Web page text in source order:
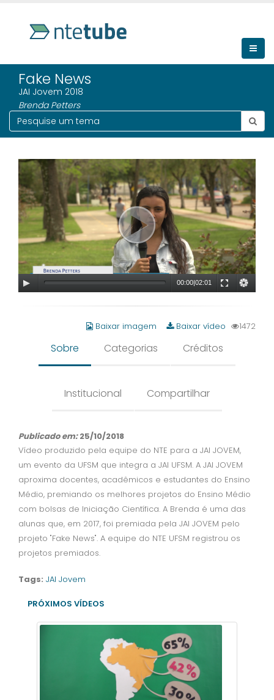
Fake News
JAI Jovem 2018
Brenda Petters
00:00|02:01
Baixar imagem Baixar vídeo 1472
Sobre Categorias Créditos
Institucional Compartilhar
Publicado em:25/10/2018
Vídeo produzido pela equipe do NTE para a JAI JOVEM,
um evento da UFSM que integra a JAI UFSM. A JAI JOVEM
aproxima docentes, acadêmicos e estudantes do Ensino
Médio, premiando os melhores projetos do Ensino Médio
com bolsas de Iniciação Científica. A Brenda é uma das
alunas que, em 2017, foi premiada pela JAI JOVEM pelo
projeto "Fake News". A equipe do NTE UFSM registrou os
projetos premiados.
Tags: JAI Jovem
PRÓXIMOS VÍDEOS